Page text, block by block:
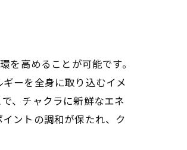
高めることが可能です。
ーを全身に取り込むイメ
、チャクラに新鮮なエネ
ントの調和が保たれ、ク